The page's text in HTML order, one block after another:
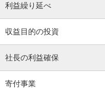
利益繰り延べ
収益目的の投資
社長の利益確保
寄付事業